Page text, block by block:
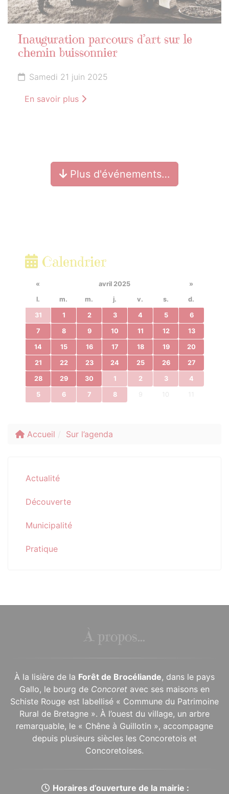
Inauguration parcours d’art sur le
chemin buissonnier
Samedi 21 juin 2025
En savoir plus
Plus d'événements…
Calendrier
« avril 2025
»
l.
m. m. j. v. s. d.
31 1 2 3 4 5 6
7 8 9 10 11 12 13
14 15 16 17 18 19 20
21 22 23 24 25 26 27
28 29 30 1 2 3 4
5 6 7 8 9 10
Accueil Sur l’agenda
Actualité
Découverte
Municipalité
Pratique
À propos...
À la lisière de la Forêt de Brocéliande, dans le pays
Gallo, le bourg de Concoret avec ses maisons en
Schiste Rouge est labellisé « Commune du Patrimoine
Rural de Bretagne ». À l’ouest du village, un arbre
remarquable, le « Chêne à Guillotin », accompagne
depuis plusieurs siècles les Concoretois et
Concoretoises.
Horaires d’ouverture de la mairie :